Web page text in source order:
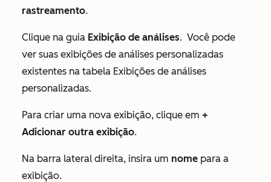
rastreamento.
Clique na guia Exibição de análises. Você pode
ver suas exibições de análises personalizadas
existentes na tabela Exibições de análises
personalizadas.
Para criar uma nova exibição, clique em +
Adicionar outra exibição.
Na barra lateral direita, insira um nome para a
exibição.